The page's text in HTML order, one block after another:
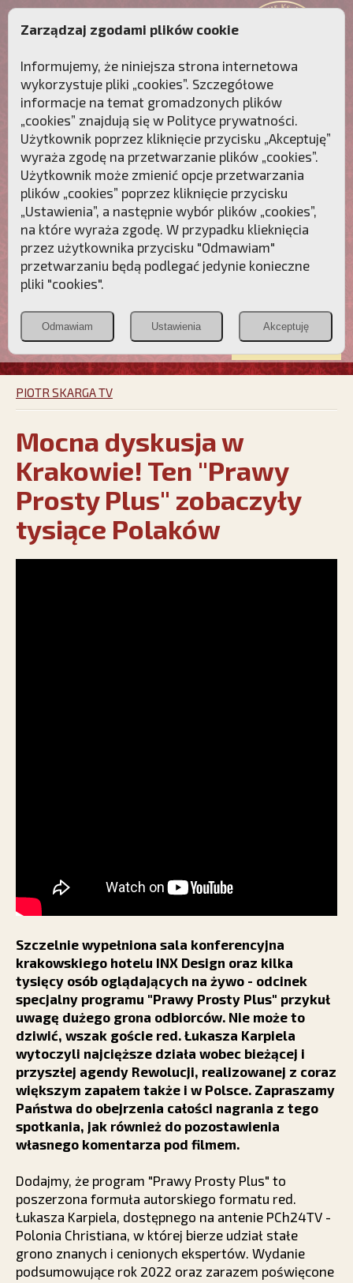
Przebudźmy sumienia Polaków!
Polonia
Christiana
PCh24.pl
Przymierze
POZNAJ APOSTOLAT FATIMY WESPRZYJ
NAS
PIOTR SKARGA TV
Mocna dyskusja w
Krakowie! Ten "Prawy
Prosty Plus" zobaczyły
tysiące Polaków
Szczelnie wypełniona sala konferencyjna
krakowskiego hotelu INX Design oraz kilka
tysięcy osób oglądających na żywo - odcinek
specjalny programu "Prawy Prosty Plus" przykuł
uwagę dużego grona odbiorców. Nie może to
dziwić, wszak goście red. Łukasza Karpiela
wytoczyli najcięższe działa wobec bieżącej i
przyszłej agendy Rewolucji, realizowanej z coraz
większym zapałem także i w Polsce. Zapraszamy
Państwa do obejrzenia całości nagrania z tego
spotkania, jak również do pozostawienia
własnego komentarza pod filmem.
Dodajmy, że program "Prawy Prosty Plus" to
poszerzona formuła autorskiego formatu red.
Łukasza Karpiela, dostępnego na antenie PCh24TV -
Polonia Christiana, w której bierze udział stałe
grono znanych i cenionych ekspertów. Wydanie
podsumowujące rok 2022 oraz zarazem poświęcone
Zarządzaj zgodami plików cookie
Informujemy, że niniejsza strona internetowa
wykorzystuje pliki „cookies”. Szczegółowe
informacje na temat gromadzonych plików
„cookies” znajdują się w Polityce prywatności.
Użytkownik poprzez kliknięcie przycisku „Akceptuję”
wyraża zgodę na przetwarzanie plików „cookies”.
Użytkownik może zmienić opcje przetwarzania
plików „cookies” poprzez kliknięcie przycisku
„Ustawienia”, a następnie wybór plików „cookies”,
na które wyraża zgodę. W przypadku klieknięcia
przez użytkownika przycisku "Odmawiam"
przetwarzaniu będą podlegać jedynie konieczne
pliki "cookies".
Odmawiam Ustawienia Akceptuję